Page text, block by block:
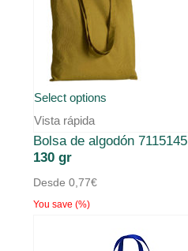
Select options
tiene
opciones
Vista rápida
Bolsa de algodón 7115145
130 gr
Desde 0,77€
You save (%)